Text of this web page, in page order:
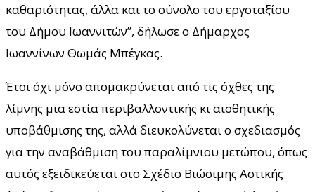
καθαριότητας, άλλα και το σύνολο του εργοταξίου
του Δήμου Ιωαννιτών”, δήλωσε ο Δήμαρχος
Ιωαννίνων Θωμάς Μπέγκας.
Έτσι όχι μόνο απομακρύνεται από τις όχθες της
λίμνης μια εστία περιβαλλοντικής κι αισθητικής
υποβάθμισης της, αλλά διευκολύνεται ο σχεδιασμός
για την αναβάθμιση του παραλίμνιου μετώπου, όπως
αυτός εξειδικεύεται στο Σχέδιο Βιώσιμης Αστικής